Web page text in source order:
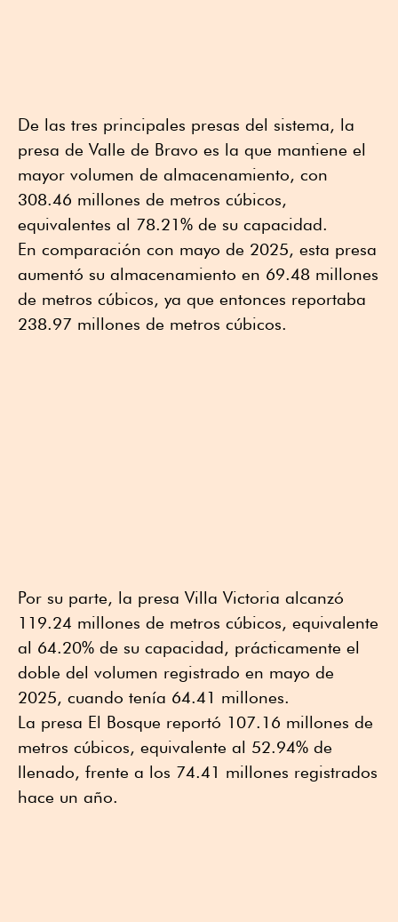
De las tres principales presas del sistema, la
presa de Valle de Bravo es la que mantiene el
mayor volumen de almacenamiento, con
308.46 millones de metros cúbicos,
equivalentes al 78.21% de su capacidad.
En comparación con mayo de 2025, esta presa
aumentó su almacenamiento en 69.48 millones
de metros cúbicos, ya que entonces reportaba
238.97 millones de metros cúbicos.
Por su parte, la presa Villa Victoria alcanzó
119.24 millones de metros cúbicos, equivalente
al 64.20% de su capacidad, prácticamente el
doble del volumen registrado en mayo de
2025, cuando tenía 64.41 millones.
La presa El Bosque reportó 107.16 millones de
metros cúbicos, equivalente al 52.94% de
llenado, frente a los 74.41 millones registrados
hace un año.